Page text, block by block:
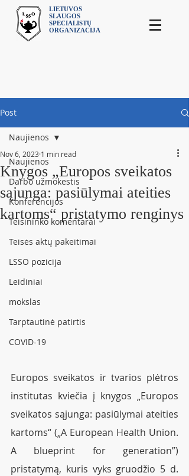
LIETUVOS
SLAUGOS
SPECIALISTŲ
ORGANIZACIJA
Post
Naujienos
Darbo užmokestis
Konferencijos
Teisininko komentarai
Teisės aktų pakeitimai
LSSO pozicija
Leidiniai
mokslas
Tarptautinė patirtis
COVID-19
Naujienos
Knygos „Europos sveikatos
sąjunga: pasiūlymai ateities
kartoms“ pristatymo renginys
Nov 6, 2023 1 min read
Europos sveikatos ir tvarios plėtros
institutas kviečia į knygos „Europos
sveikatos sąjunga: pasiūlymai ateities
kartoms“ („A European Health Union.
A blueprint for generation”)
pristatymą, kuris vyks gruodžio 5 d.